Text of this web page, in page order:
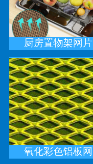
厨房置物架网片
氧化彩色铝板网